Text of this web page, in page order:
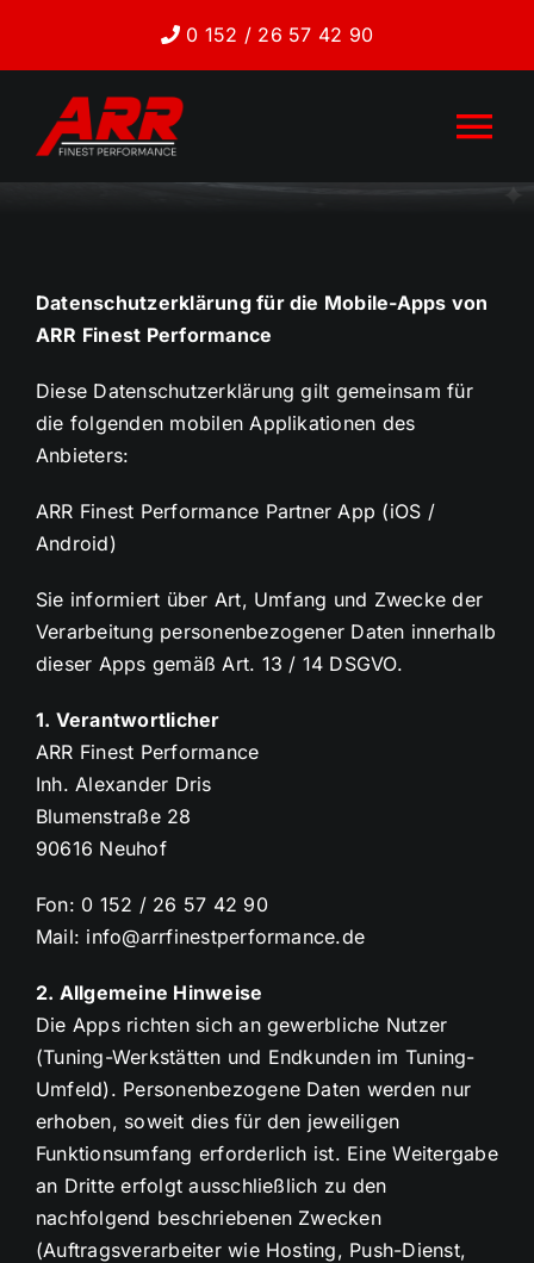
0 152 / 26 57 42 90
Über uns
Tuning-Konfigurator
Kontakt
Datenschutzerklärung für die Mobile-Apps von
ARR Finest Performance
Diese Datenschutzerklärung gilt gemeinsam für
die folgenden mobilen Applikationen des
Anbieters:
ARR Finest Performance Partner App (iOS /
Android)
Sie informiert über Art, Umfang und Zwecke der
Verarbeitung personenbezogener Daten innerhalb
dieser Apps gemäß Art. 13 / 14 DSGVO.
1. Verantwortlicher
ARR Finest Performance
Inh. Alexander Dris
Blumenstraße 28
90616 Neuhof
Fon: 0 152 / 26 57 42 90
Mail: info@arrfinestperformance.de
2. Allgemeine Hinweise
Die Apps richten sich an gewerbliche Nutzer
(Tuning-Werkstätten und Endkunden im Tuning-
Umfeld). Personenbezogene Daten werden nur
erhoben, soweit dies für den jeweiligen
Funktionsumfang erforderlich ist. Eine Weitergabe
an Dritte erfolgt ausschließlich zu den
nachfolgend beschriebenen Zwecken
(Auftragsverarbeiter wie Hosting, Push-Dienst,